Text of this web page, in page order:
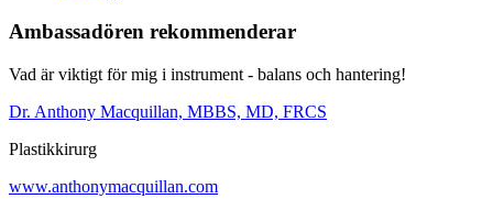
Ambassadören rekommenderar
Vad är viktigt för mig i instrument - balans och hantering!
Dr. Anthony Macquillan, MBBS, MD, FRCS
Plastikkirurg
www.anthonymacquillan.com